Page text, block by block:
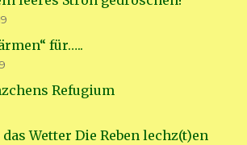
für…..
Refugium
Wetter Die Reben lechz(t)en